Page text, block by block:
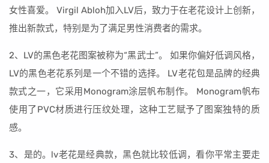
女性喜爱。 Virgil Abloh加入LV后，致力于在老花设计上创新，
推出新款式，特别是为了满足男性消费者的需求。
2、LV的黑色老花图案被称为“黑武士”。 如果你偏好低调风格，
LV的黑色老花系列是一个不错的选择。 LV老花包是品牌的经典
款式之一，它采用Monogram涂层帆布制作。 Monogram帆布
使用了PVC材质进行压纹处理，这种工艺赋予了图案独特的质
感。
3、是的。lv老花是经典款，黑色就比较低调，看你平常主要走